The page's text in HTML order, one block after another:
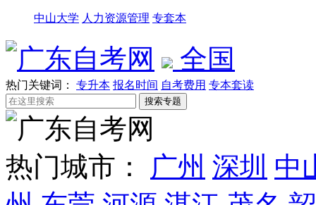
中山大学 人力资源管理 专套本
全国
热门关键词： 专升本 报名时间 自考费用 专本套读
热门城市： 广州 深圳 中